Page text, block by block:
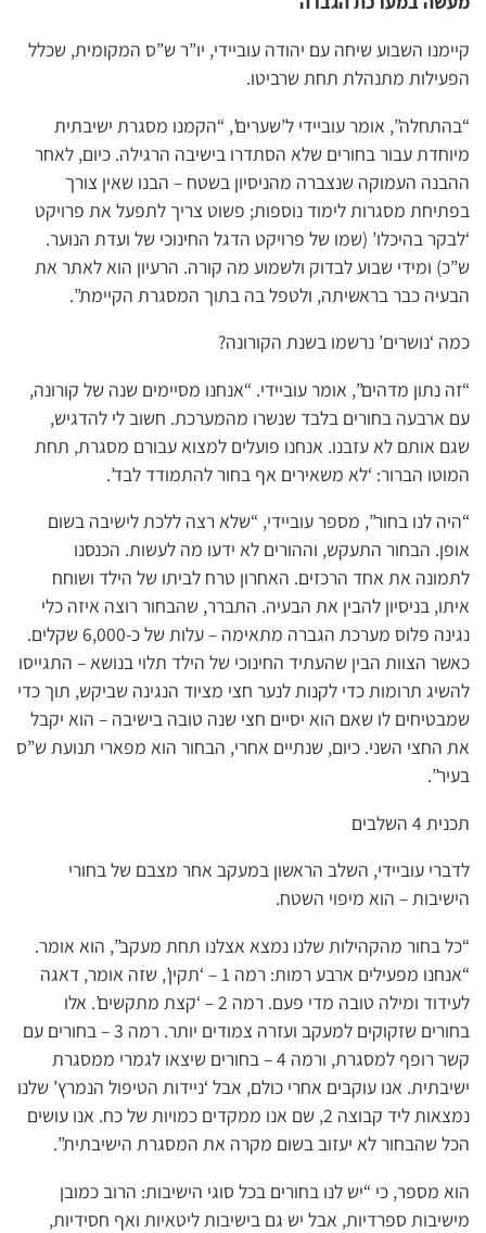
קיימנו השבוע שיחה עם יהודה עוביידי, יו”ר ש”ס המקומית, שכלל
הפעילות מתנהלת תחת שרביטו.
“בהתחלה”, אומר עוביידי ל’שערים’, “הקמנו מסגרת ישיבתית
מיוחדת עבור בחורים שלא הסתדרו בישיבה הרגילה. כיום, לאחר
ההבנה העמוקה שנצברה מהניסיון בשטח – הבנו שאין צורך
בפתיחת מסגרות לימוד נוספות; פשוט צריך לתפעל את פרויקט
‘לבקר בהיכלו’ (שמו של פרויקט הדגל החינוכי של ועדת הנוער.
ש”כ) ומידי שבוע לבדוק ולשמוע מה קורה. הרעיון הוא לאתר את
הבעיה כבר בראשיתה, ולטפל בה בתוך המסגרת הקיימת”.
כמה ‘נושרים’ נרשמו בשנת הקורונה?
“זה נתון מדהים”, אומר עוביידי. “אנחנו מסיימים שנה של קורונה,
עם ארבעה בחורים בלבד שנשרו מהמערכת. חשוב לי להדגיש,
שגם אותם לא עזבנו. אנחנו פועלים למצוא עבורם מסגרת, תחת
המוטו הברור: ‘לא משאירים אף בחור להתמודד לבד’.
“היה לנו בחור”, מספר עוביידי, “שלא רצה ללכת לישיבה בשום
אופן. הבחור התעקש, וההורים לא ידעו מה לעשות. הכנסנו
לתמונה את אחד הרכזים. האחרון טרח לביתו של הילד ושוחח
איתו, בניסיון להבין את הבעיה. התברר, שהבחור רוצה איזה כלי
נגינה פלוס מערכת הגברה מתאימה – עלות של כ-6,000 שקלים.
כאשר הצוות הבין שהעתיד החינוכי של הילד תלוי בנושא – התגייסו
להשיג תרומות כדי לקנות לנער חצי מציוד הנגינה שביקש, תוך כדי
שמבטיחים לו שאם הוא יסיים חצי שנה טובה בישיבה – הוא יקבל
את החצי השני. כיום, שנתיים אחרי, הבחור הוא מפארי תנועת ש”ס
בעיר”.
תכנית 4 השלבים
לדברי עוביידי, השלב הראשון במעקב אחר מצבם של בחורי
הישיבות – הוא מיפוי השטח.
“כל בחור מהקהילות שלנו נמצא אצלנו תחת מעקב”, הוא אומר.
“אנחנו מפעילים ארבע רמות: רמה 1 – ‘תקין’, שזה אומר, דאגה
לעידוד ומילה טובה מדי פעם. רמה 2 – ‘קצת מתקשים’. אלו
בחורים שזקוקים למעקב ועזרה צמודים יותר. רמה 3 – בחורים עם
קשר רופף למסגרת, ורמה 4 – בחורים שיצאו לגמרי ממסגרת
ישיבתית. אנו עוקבים אחרי כולם, אבל ‘ניידות הטיפול הנמרץ’ שלנו
נמצאות ליד קבוצה 2, שם אנו ממקדים כמויות של כח. אנו עושים
הכל שהבחור לא יעזוב בשום מקרה את המסגרת הישיבתית”.
הוא מספר, כי “יש לנו בחורים בכל סוגי הישיבות: הרוב כמובן
מישיבות ספרדיות, אבל יש גם בישיבות ליטאיות ואף חסידיות,